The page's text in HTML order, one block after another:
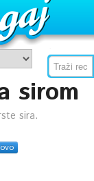
sirom
sira.